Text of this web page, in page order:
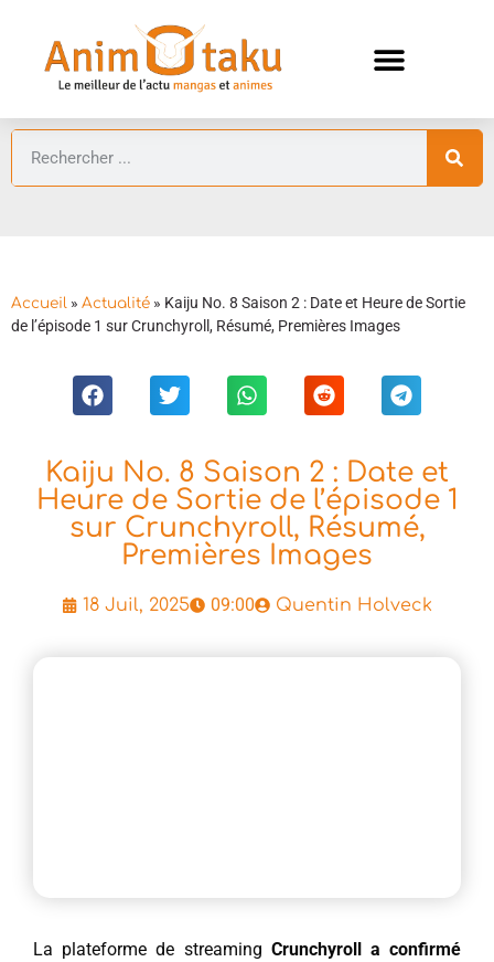
Accueil » Actualité » Kaiju No. 8 Saison 2 : Date et Heure de Sortie
de l’épisode 1 sur Crunchyroll, Résumé, Premières Images
Kaiju No. 8 Saison 2 : Date et
Heure de Sortie de l’épisode 1
sur Crunchyroll, Résumé,
Premières Images
18 Juil, 2025 09:00 Quentin Holveck
La plateforme de streaming Crunchyroll a confirmé